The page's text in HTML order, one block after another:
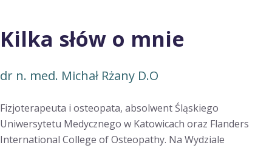
Kilka słów o mnie
dr n. med. Michał Rżany D.O
Fizjoterapeuta i osteopata, absolwent Śląskiego
Uniwersytetu Medycznego w Katowicach oraz Flanders
International College of Osteopathy. Na Wydziale